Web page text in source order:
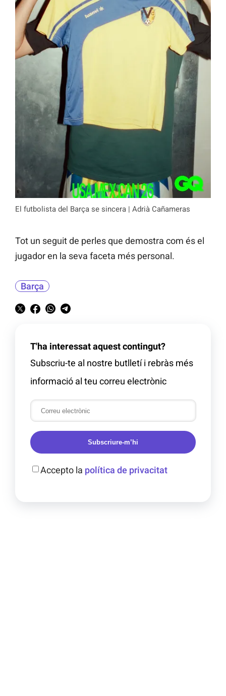
El futbolista del Barça se sincera | Adrià Cañameras
Tot un seguit de perles que demostra com és el
jugador en la seva faceta més personal.
Barça
T'ha interessat aquest contingut?
Subscriu-te al nostre butlletí i rebràs més
informació al teu correu electrònic
Subscriure-m’hi
Accepto la política de privacitat